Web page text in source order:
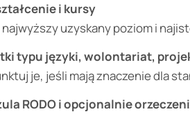
i kursy
najwyższy uzyskany poziom i
typu języki, wolontariat,
je, jeśli mają znaczenie dla
RODO i opcjonalnie